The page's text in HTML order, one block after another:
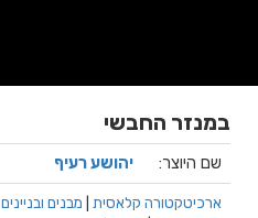
במנזר החבשי
שם היוצר: יהושע רעיף
ארכיטקטורה קלאסית מבנים ובניינים